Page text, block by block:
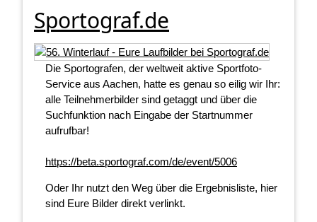
Sportograf.de
Die Sportografen, der weltweit aktive Sportfoto-
Service aus Aachen, hatte es genau so eilig wir Ihr:
alle Teilnehmerbilder sind getaggt und über die
Suchfunktion nach Eingabe der Startnummer
aufrufbar!
https://beta.sportograf.com/de/event/5006
Oder Ihr nutzt den Weg über die Ergebnisliste, hier
sind Eure Bilder direkt verlinkt.